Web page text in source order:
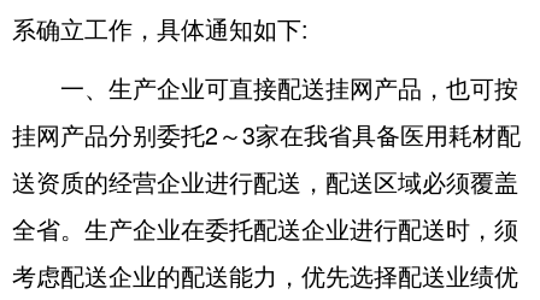
系确立工作，具体通知如下:
一、生产企业可直接配送挂网产品，也可按
挂网产品分别委托2～3家在我省具备医用耗材配
送资质的经营企业进行配送，配送区域必须覆盖
全省。生产企业在委托配送企业进行配送时，须
考虑配送企业的配送能力，优先选择配送业绩优